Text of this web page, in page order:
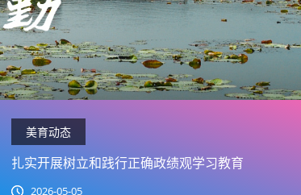
美育动态
扎实开展树立和践行正确政绩观学习教育
2026-05-05
美育动态